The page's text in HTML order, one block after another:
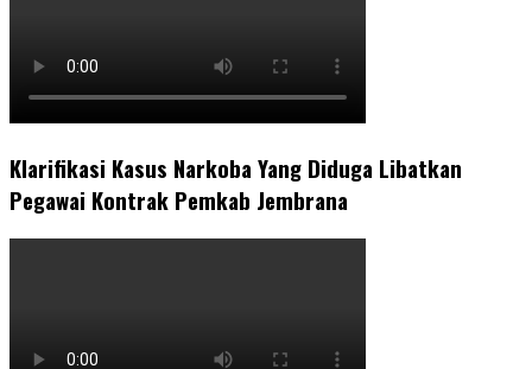
Klarifikasi Kasus Narkoba Yang Diduga Libatkan
Pegawai Kontrak Pemkab Jembrana